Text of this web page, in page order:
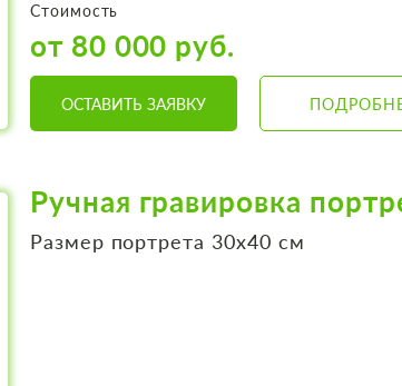
Стоимость
от 80 000 руб.
ОСТАВИТЬ ЗАЯВКУ
Ручная гравировка
Размер портрета 30х40 см